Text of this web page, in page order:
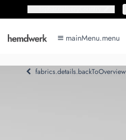
mainMenu.menu
fabrics.details.backToOverview